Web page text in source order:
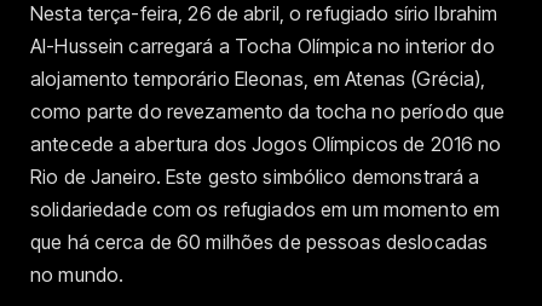
Nesta terça-feira, 26 de abril, o refugiado sírio Ibrahim
Al-Hussein carregará a Tocha Olímpica no interior do
alojamento temporário Eleonas, em Atenas (Grécia),
como parte do revezamento da tocha no período que
antecede a abertura dos Jogos Olímpicos de 2016 no
Rio de Janeiro. Este gesto simbólico demonstrará a
solidariedade com os refugiados em um momento em
que há cerca de 60 milhões de pessoas deslocadas
no mundo.